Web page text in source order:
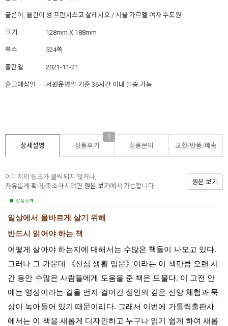
글쓴이, 옮긴이 성 프란치스코 살레시오 / 서울 가르멜 여자 수도원
크기 128mm X 188mm
쪽수 524쪽
출간일 2021-11-21
출고예상일 서원운영일 기준 36시간 이내 발송 가능
상세설명 상품후기
1
상품문의 교환/반품/배송
이미지의 링크가 클릭되지 않거나,
자유롭게 확대/축소하시려면 원본 보기 에서 가능합니다.
원본 보기
일상에서 올바르게 살기 위해
반드시 읽어야 하는 책
어떻게 살아야 하는지에 대해서는 수많은 책들이 나오고 있다.
그러나 그 가운데 《신심 생활 입문》이라는 이 책만큼 오랜 시
간 동안 수많은 사람들에게 도움을 준 책은 드물다. 이 고전 안
에는 영성이라는 길을 먼저 걸어간 성인의 깊은 신앙 체험과 묵
상이 녹아들어 있기 때문이리다. 그래서 이번에 가톨릭출판사
에서는 이 책을 새롭게 디자인하고 누구나 읽기 쉽게 하여 새롭